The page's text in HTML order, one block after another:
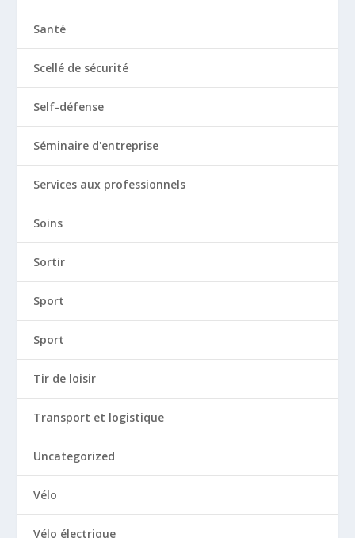
Santé
Scellé de sécurité
Self-défense
Séminaire d'entreprise
Services aux professionnels
Soins
Sortir
Sport
Sport
Tir de loisir
Transport et logistique
Uncategorized
Vélo
Vélo électrique